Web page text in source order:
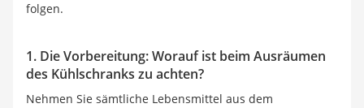
folgen.
1. Die Vorbereitung: Worauf ist beim Ausräumen
des Kühlschranks zu achten?
Nehmen Sie sämtliche Lebensmittel aus dem